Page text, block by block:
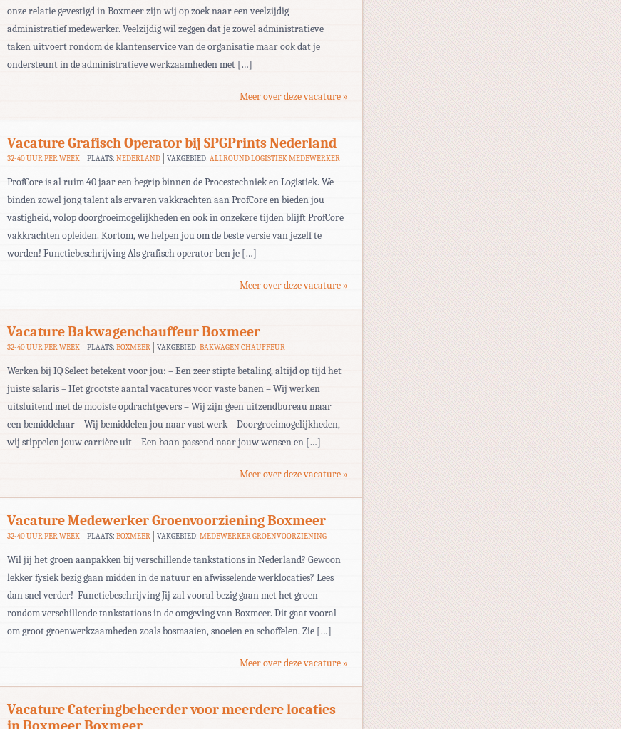
onze relatie gevestigd in Boxmeer zijn wij op zoek naar een veelzijdig
administratief medewerker. Veelzijdig wil zeggen dat je zowel administratieve
taken uitvoert rondom de klantenservice van de organisatie maar ook dat je
ondersteunt in de administratieve werkzaamheden met […]
Meer over deze vacature »
Vacature Grafisch Operator bij SPGPrints Nederland
32-40 UUR PER WEEK PLAATS: NEDERLAND VAKGEBIED:ALLROUND LOGISTIEK MEDEWERKER
ProfCore is al ruim 40 jaar een begrip binnen de Procestechniek en Logistiek. We
binden zowel jong talent als ervaren vakkrachten aan ProfCore en bieden jou
vastigheid, volop doorgroeimogelijkheden en ook in onzekere tijden blijft ProfCore
vakkrachten opleiden. Kortom, we helpen jou om de beste versie van jezelf te
worden! Functiebeschrijving Als grafisch operator ben je […]
Meer over deze vacature »
Vacature Bakwagenchauffeur Boxmeer
32-40 UUR PER WEEK PLAATS: BOXMEER VAKGEBIED:BAKWAGEN CHAUFFEUR
Werken bij IQ Select betekent voor jou: – Een zeer stipte betaling, altijd op tijd het
juiste salaris – Het grootste aantal vacatures voor vaste banen – Wij werken
uitsluitend met de mooiste opdrachtgevers – Wij zijn geen uitzendbureau maar
een bemiddelaar – Wij bemiddelen jou naar vast werk – Doorgroeimogelijkheden,
wij stippelen jouw carrière uit – Een baan passend naar jouw wensen en […]
Meer over deze vacature »
Vacature Medewerker Groenvoorziening Boxmeer
32-40 UUR PER WEEK PLAATS: BOXMEER VAKGEBIED:MEDEWERKER GROENVOORZIENING
Wil jij het groen aanpakken bij verschillende tankstations in Nederland? Gewoon
lekker fysiek bezig gaan midden in de natuur en afwisselende werklocaties? Lees
dan snel verder! Functiebeschrijving Jij zal vooral bezig gaan met het groen
rondom verschillende tankstations in de omgeving van Boxmeer. Dit gaat vooral
om groot groenwerkzaamheden zoals bosmaaien, snoeien en schoffelen. Zie […]
Meer over deze vacature »
Vacature Cateringbeheerder voor meerdere locaties